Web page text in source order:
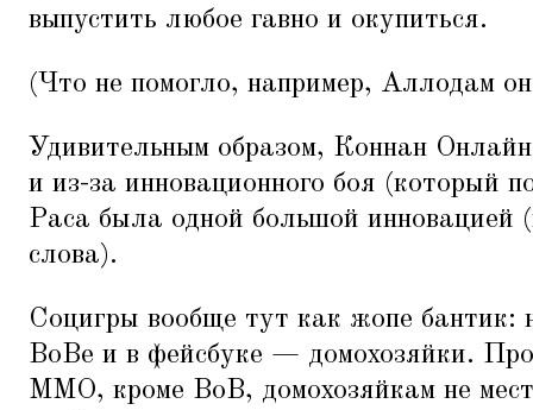
выпустить любое гавно и окупиться.
(Что не помогло, например, Аллодам
Удивительным образом, Коннан
и из-за инновационного боя (который
Раса была одной большой инновацией
слова).
Социгры вообще тут как жопе
ВоВе и в фейсбуке — домохозяйки.
ММО, кроме ВоВ, домохозяйкам не